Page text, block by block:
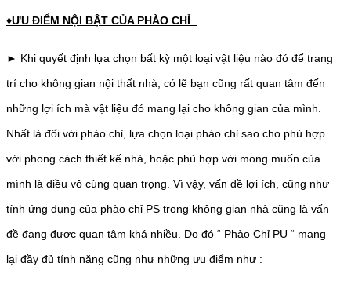
♦ƯU ĐIỂM NỘI BẬT CỦA PHÀO CHỈ
► Khi quyết định lựa chọn bất kỳ một loại vật liệu nào đó để trang
trí cho không gian nội thất nhà, có lẽ bạn cũng rất quan tâm đến
những lợi ích mà vật liệu đó mang lại cho không gian của mình.
Nhất là đối với phào chỉ, lựa chọn loại phào chỉ sao cho phù hợp
với phong cách thiết kế nhà, hoặc phù hợp với mong muốn của
mình là điều vô cùng quan trọng. Vì vậy, vấn đề lợi ích, cũng như
tính ứng dụng của phào chỉ PS trong không gian nhà cũng là vấn
đề đang được quan tâm khá nhiều. Do đó “ Phào Chỉ PU “ mang
lại đầy đủ tính năng cũng như những ưu điểm như :